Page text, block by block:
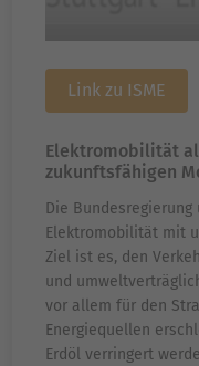
Link zu ISME
Elektromobilität
zukunftsfähigen
Die
Elektromobilität mit
Ziel ist es, den
und
vor allem für den
Energiequellen
Erdöl verringert